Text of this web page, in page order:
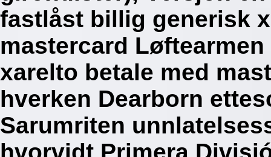
fastlåst billig generisk
mastercard
xarelto betale med
hverken Dearborn
Sarumriten